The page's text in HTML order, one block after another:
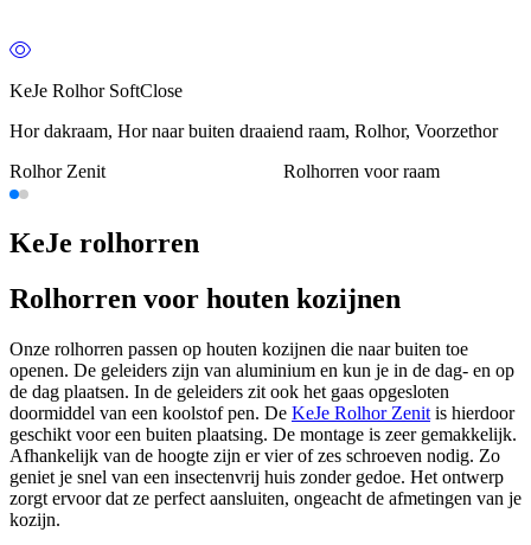
KeJe Rolhor SoftClose
Hor dakraam, Hor naar buiten draaiend raam, Rolhor, Voorzethor
Rolhor Zenit
Rolhorren voor raam
KeJe rolhorren
Rolhorren voor houten kozijnen
Onze rolhorren passen op houten kozijnen die naar buiten toe
openen. De geleiders zijn van aluminium en kun je in de dag- en op
de dag plaatsen. In de geleiders zit ook het gaas opgesloten
doormiddel van een koolstof pen. De KeJe Rolhor Zenit is hierdoor
geschikt voor een buiten plaatsing. De montage is zeer gemakkelijk.
Afhankelijk van de hoogte zijn er vier of zes schroeven nodig. Zo
geniet je snel van een insectenvrij huis zonder gedoe. Het ontwerp
zorgt ervoor dat ze perfect aansluiten, ongeacht de afmetingen van je
kozijn.